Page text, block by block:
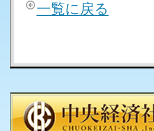
一覧に戻る